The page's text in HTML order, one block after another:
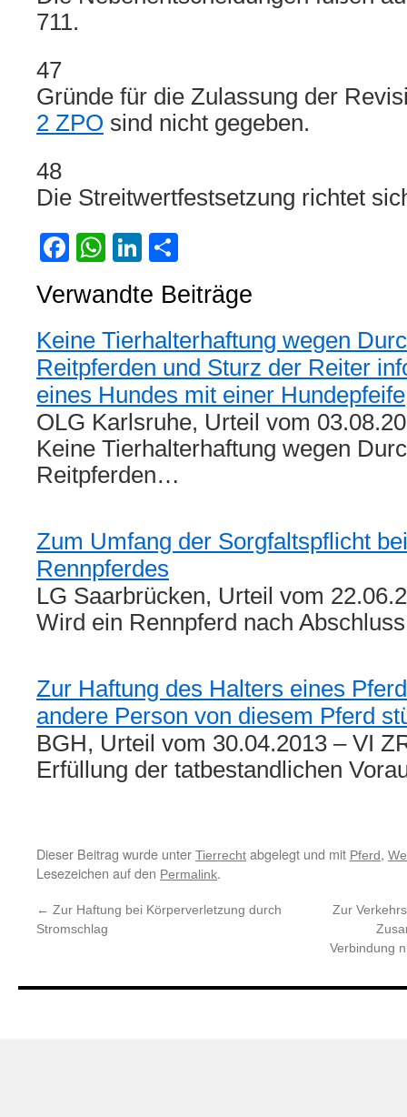
711.
47
Gründe für die Zulassung der
2 ZPO sind nicht gegeben.
48
Die Streitwertfestsetzung richtet
Facebook
WhatsApp
LinkedIn
Verwandte Beiträge
Keine Tierhalterhaftung wegen
Reitpferden und Sturz der Reiter
eines Hundes mit einer Hundepfeife
OLG Karlsruhe, Urteil vom
Keine Tierhalterhaftung wegen
Reitpferden…
Zum Umfang der Sorgfaltspflicht
Rennpferdes
LG Saarbrücken, Urteil vom
Wird ein Rennpferd nach
Zur Haftung des Halters eines
andere Person von diesem Pferd
BGH, Urteil vom 30.04.2013 – VI
Erfüllung der tatbestandlichen
Dieser Beitrag wurde unter Tierrecht abgelegt und mit Pferd,
Lesezeichen auf den Permalink.
← Zur Haftung bei Körperverletzung durch
Stromschlag
Zur
Verbindung